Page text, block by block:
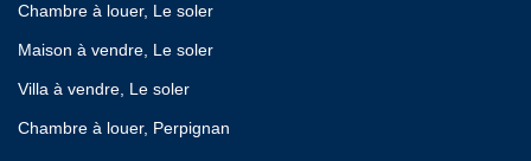
Chambre à louer, Le soler
Maison à vendre, Le soler
Villa à vendre, Le soler
Chambre à louer, Perpignan